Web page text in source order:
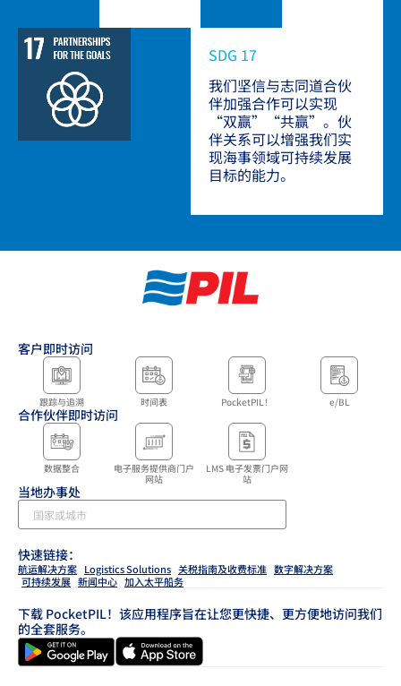
SDG 17
我们坚信与志同道合伙
伴加强合作可以实现
“双赢”“共赢”。伙
伴关系可以增强我们实
现海事领域可持续发展
目标的能力。
客户即时访问
跟踪与追溯 时间表 PocketPIL！ e/BL
合作伙伴即时访问
数据整合
电子服务提供商门户
网站
LMS 电子发票门户网
站
当地办事处
快速链接：
航运解决方案 Logistics Solutions 关税指南及收费标准 数字解决方案
可持续发展 新闻中心 加入太平船务
下载 PocketPIL！该应用程序旨在让您更快捷、更方便地访问我们
的全套服务。